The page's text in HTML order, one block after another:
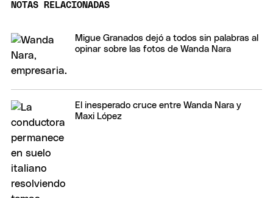
NOTAS RELACIONADAS
Migue Granados dejó a todos sin palabras al
opinar sobre las fotos de Wanda Nara
El inesperado cruce entre Wanda Nara y
Maxi López